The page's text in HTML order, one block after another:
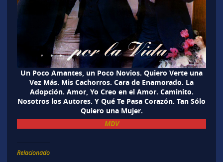
Un Poco Amantes, un Poco Novios. Quiero Verte una
Vez Más. Mis Cachorros. Cara de Enamorado. La
Adopción. Amor, Yo Creo en el Amor. Caminito.
Nosotros los Autores. Y Qué Te Pasa Corazón. Tan Sólo
Quiero una Mujer.
MDV
Relacionado